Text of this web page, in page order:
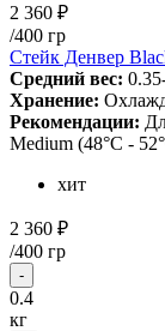
2 360 ₽
/400 гр
Стейк Денвер
Средний вес:
Хранение:
Рекомендации:
Medium (48°С -
хит
2 360 ₽
/400 гр
-
0.4
кг